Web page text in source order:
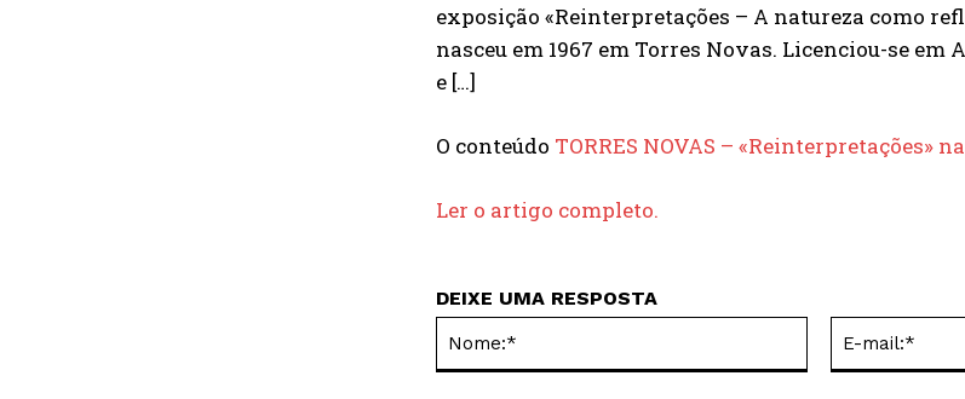
exposição «Reinterpretações – A natureza como
nasceu em 1967 em Torres Novas. Licenciou-se
e […]
O conteúdo TORRES NOVAS – «Reinterpretações»
Ler o artigo completo.
DEIXE UMA RESPOSTA